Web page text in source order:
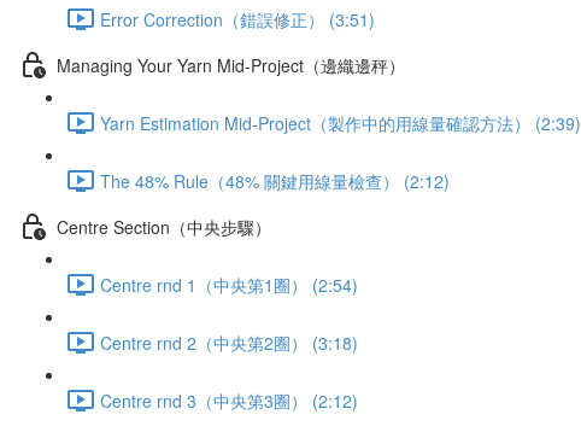
Error Correction（錯誤修正） (3:51)
Managing Your Yarn Mid-Project（邊織邊秤）
Yarn Estimation Mid-Project（製作中的用線量確認方法） (2:39)
The 48% Rule（48% 關鍵用線量檢查） (2:12)
Centre Section（中央步驟）
Centre rnd 1（中央第1圈） (2:54)
Centre rnd 2（中央第2圈） (3:18)
Centre rnd 3（中央第3圈） (2:12)